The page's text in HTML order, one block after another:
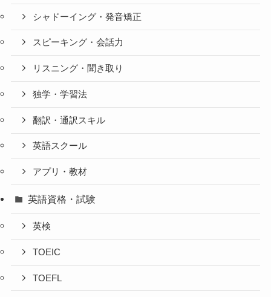
シャドーイング・発音矯正
スピーキング・会話力
リスニング・聞き取り
独学・学習法
翻訳・通訳スキル
英語スクール
アプリ・教材
英語資格・試験
英検
TOEIC
TOEFL